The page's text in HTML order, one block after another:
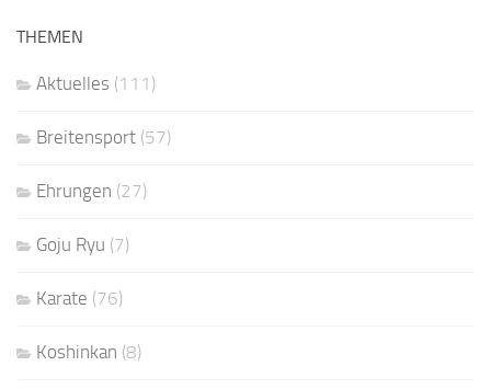
THEMEN
Aktuelles (111)
Breitensport (57)
Ehrungen (27)
Goju Ryu (7)
Karate (76)
Koshinkan (8)